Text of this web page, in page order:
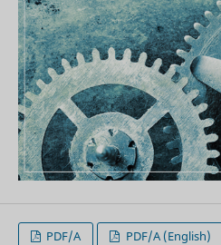
PDF/A PDF/A (English)